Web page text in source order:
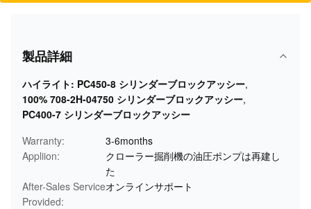
製品詳細
ハイライト: PC450-8 シリンダーブロックアッシー,
100% 708-2H-04750 シリンダーブロックアッシー,
PC400-7 シリンダーブロックアッシー
Warranty:
3-6months
Appliion:
クローラー掘削機の油圧ポンプは再建し
た
After-Sales Service
Provided:
オンラインサポート